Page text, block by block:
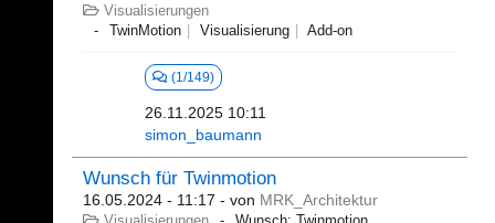
Visualisierungen
TwinMotion
Visualisierung Add-on
(1/149)
26.11.2025 10:11
simon_baumann
Wunsch für Twinmotion
16.05.2024 - 11:17 - von MRK_Architektur